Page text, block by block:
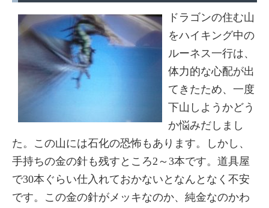
ドラゴンの住む山
をハイキング中の
ルーネス一行は、
体力的な心配が出
てきたため、一度
下山しようかどう
か悩みだしまし
た。この山には石化の恐怖もあります。しかし、
手持ちの金の針も残すところ2～3本です。道具屋
で30本ぐらい仕入れておかないとなんとなく不安
です。この金の針がメッキなのか、純金なのかわ